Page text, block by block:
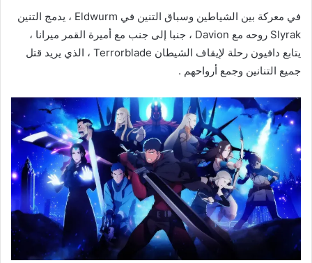
في معركة بين الشياطين وسباق التنين في Eldwurm ، يدمج التنين
Slyrak روحه مع Davion ، جنبا إلى جنب مع أميرة القمر ميرانا ،
يتابع دافيون رحلة لإيقاف الشيطان Terrorblade ، الذي يريد قتل
جميع التنانين وجمع أرواحهم .